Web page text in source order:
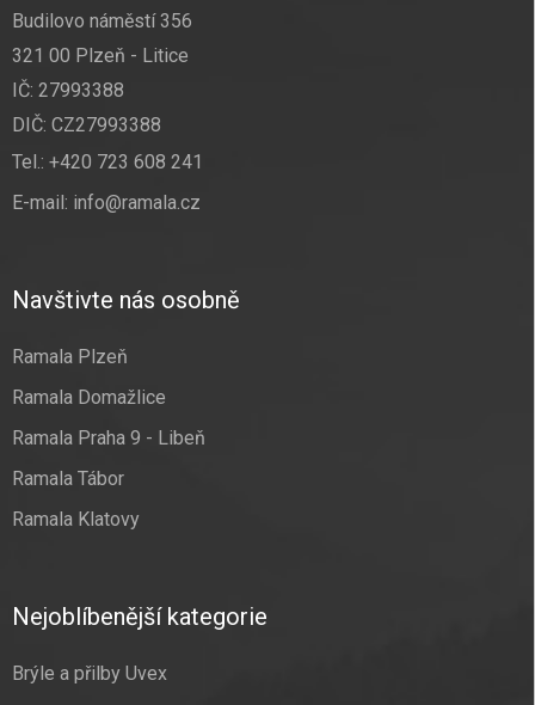
Budilovo náměstí 356
321 00 Plzeň - Litice
IČ: 27993388
DIČ: CZ27993388
Tel.: +420 723 608 241
E-mail: info@ramala.cz
Navštivte nás osobně
Ramala Plzeň
Ramala Domažlice
Ramala Praha 9 - Libeň
Ramala Tábor
Ramala Klatovy
Nejoblíbenější kategorie
Brýle a přilby Uvex